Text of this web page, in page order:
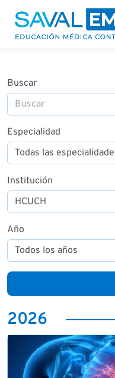
Buscar
Especialidad
Institución
Año
2026